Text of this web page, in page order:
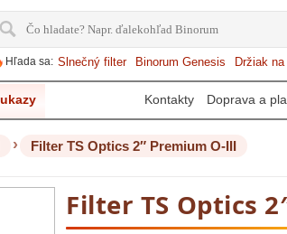
Hľada sa: Slnečný filter Binorum Genesis Držiak
Kontakty Doprava a
› Filter TS Optics 2″ Premium O-III
Filter TS Optics